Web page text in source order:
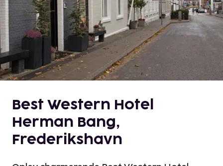
Best Western Hotel
Herman Bang,
Frederikshavn